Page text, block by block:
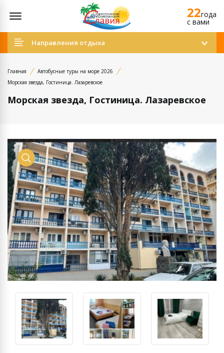
22года
c вами
Направления отдыха
Главная
Автобусные туры на море 2026
Морская звезда, Гостиница. Лазаревское
Морская звезда, Гостиница. Лазаревское
Просмотр